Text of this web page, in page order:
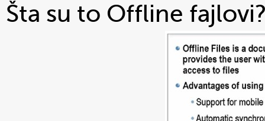
Šta su to Offline